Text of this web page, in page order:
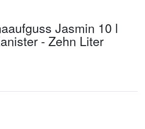
Jasmin 10 l
- Zehn Liter